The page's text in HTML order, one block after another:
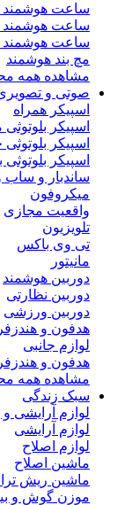
ساعت هوشمند
ساعت هوشمند
ساعت هوشمند
مچ بند هوشمند
مشاهده همه
صوتی و
اسپیکر همراه
اسپیکر بلوتوثی
اسپیکر
اسپیکر بلوتوثی
ساندبار و ساب
میکروفون
واقعیت مجازی
تلویزیون
تی وی باکس
مانیتور
دوربین هوشمند
دوربین نظارتی
دوربین ورزشی
هدفون و
لوازم جانبی
هدفون و
مشاهده همه
سبک زندگی
لوازم
لوازم آرایشی
لوازم اصلاح
ماشین اصلاح
ماشین ریش
موزن گوش و